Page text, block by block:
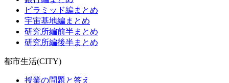
ピラミッド編まとめ
宇宙基地編まとめ
研究所編前半まとめ
研究所編後半まとめ
都市生活(CITY)
授業の問題と答え